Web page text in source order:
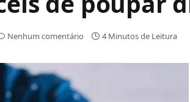
Nenhum comentário 4 Minutos de Leitura